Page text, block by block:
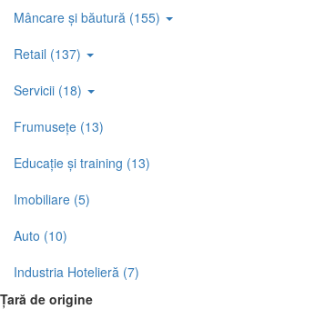
Mâncare și băutură (155)
Retail (137)
Servicii (18)
Frumusețe (13)
Educație și training (13)
Imobiliare (5)
Auto (10)
Industria Hotelieră (7)
Țară de origine